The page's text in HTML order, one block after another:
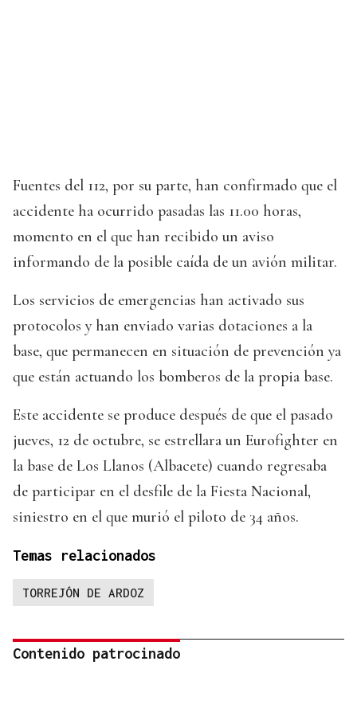
Fuentes del 112, por su parte, han confirmado que el
accidente ha ocurrido pasadas las 11.00 horas,
momento en el que han recibido un aviso
informando de la posible caída de un avión militar.
Los servicios de emergencias han activado sus
protocolos y han enviado varias dotaciones a la
base, que permanecen en situación de prevención ya
que están actuando los bomberos de la propia base.
Este accidente se produce después de que el pasado
jueves, 12 de octubre, se estrellara un Eurofighter en
la base de Los Llanos (Albacete) cuando regresaba
de participar en el desfile de la Fiesta Nacional,
siniestro en el que murió el piloto de 34 años.
Temas relacionados
TORREJÓN DE ARDOZ
Contenido patrocinado